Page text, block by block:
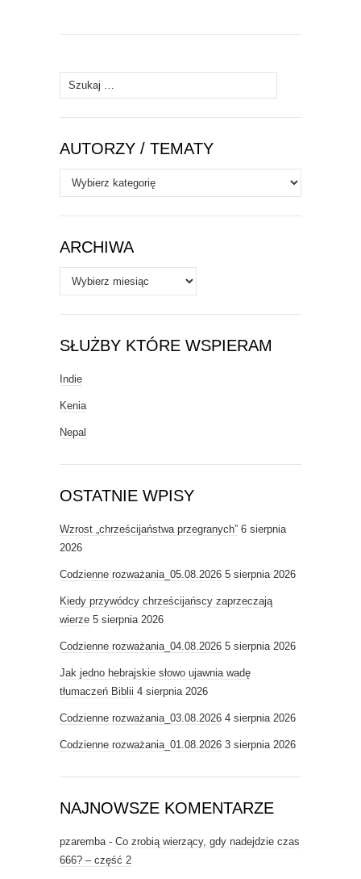
Szukaj:
AUTORZY / TEMATY
Autorzy
/
Tematy
ARCHIWA
Archiwa
SŁUŻBY KTÓRE WSPIERAM
Indie
Kenia
Nepal
OSTATNIE WPISY
Wzrost „chrześcijaństwa przegranych” 6 sierpnia
2026
Codzienne rozważania_05.08.2026 5 sierpnia 2026
Kiedy przywódcy chrześcijańscy zaprzeczają
wierze 5 sierpnia 2026
Codzienne rozważania_04.08.2026 5 sierpnia 2026
Jak jedno hebrajskie słowo ujawnia wadę
tłumaczeń Biblii 4 sierpnia 2026
Codzienne rozważania_03.08.2026 4 sierpnia 2026
Codzienne rozważania_01.08.2026 3 sierpnia 2026
NAJNOWSZE KOMENTARZE
pzaremba- Co zrobią wierzący, gdy nadejdzie czas
666? – część 2